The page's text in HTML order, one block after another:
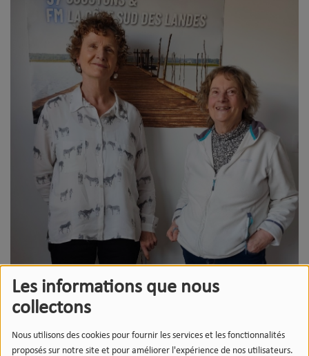
Les informations que nous
collectons
Nous utilisons des cookies pour fournir les services et les fonctionnalités
proposés sur notre site et pour améliorer l'expérience de nos utilisateurs.